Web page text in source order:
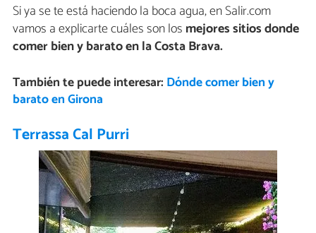
Si ya se te está haciendo la boca agua, en Salir.com
vamos a explicarte cuáles son los mejores sitios donde
comer bien y barato en la Costa Brava.
También te puede interesar: Dónde comer bien y
barato en Girona
Terrassa Cal Purri